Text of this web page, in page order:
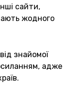
сайти,
жодного
знайомої
адже